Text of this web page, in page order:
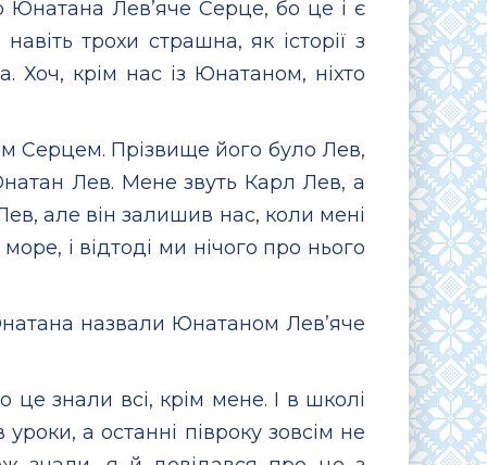
Юнатана Лев’яче Серце, бо це і є
трохи страшна, як історії з
крім нас із Юнатаном, ніхто
Серцем. Прізвище його було Лев,
Лев. Мене звуть Карл Лев, а
але він залишив нас, коли мені
і відтоді ми нічого про нього
назвали Юнатаном Лев’яче
знали всі, крім мене. І в школі
а останні півроку зовсім не